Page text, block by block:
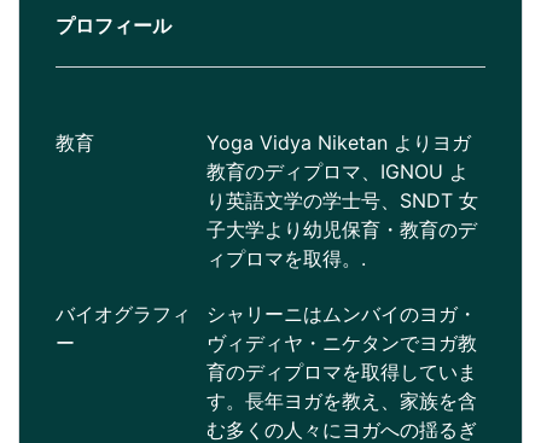
プロフィール
教育
Yoga Vidya Niketan よりヨガ
教育のディプロマ、IGNOU よ
り英語文学の学士号、SNDT 女
子大学より幼児保育・教育のデ
ィプロマを取得。.
バイオグラフィ
ー
シャリーニはムンバイのヨガ・
ヴィディヤ・ニケタンでヨガ教
育のディプロマを取得していま
す。長年ヨガを教え、家族を含
む多くの人々にヨガへの揺るぎ